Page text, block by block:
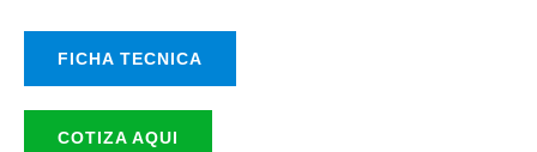
FICHA TECNICA
COTIZA AQUI